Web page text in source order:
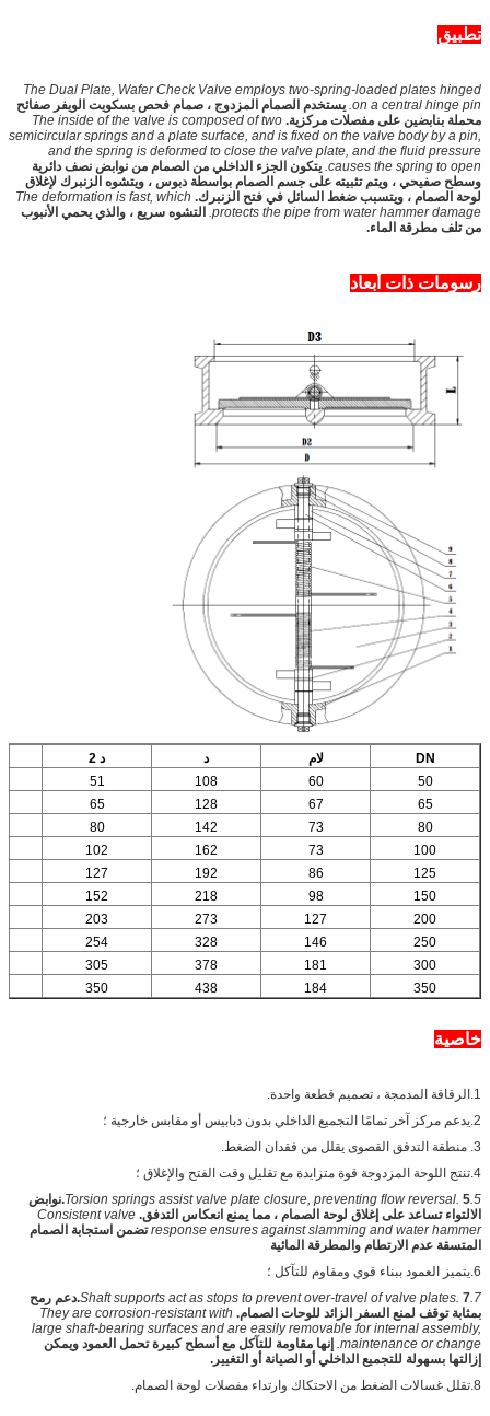
تطبيق
The Dual Plate, Wafer Check Valve employs two-spring-loaded plates hinged
on a central hinge pin. يستخدم الصمام المزدوج ، صمام فحص بسكويت الويفر صفائح
محملة بنابضين على مفصلات مركزية. The inside of the valve is composed of two
semicircular springs and a plate surface, and is fixed on the valve body by a pin,
and the spring is deformed to close the valve plate, and the fluid pressure
causes the spring to open. يتكون الجزء الداخلي من الصمام من نوابض نصف دائرية
وسطح صفيحي ، ويتم تثبيته على جسم الصمام بواسطة دبوس ، ويتشوه الزنبرك لإغلاق
لوحة الصمام ، ويتسبب ضغط السائل في فتح الزنبرك. The deformation is fast, which
protects the pipe from water hammer damage. التشوه سريع ، والذي يحمي الأنبوب
من تلف مطرقة الماء.
رسومات ذات أبعاد
DN لام د
د 2
50
60
108
51
65
67
128
65
80
73
142
80
100
73
162
102
125
86
192
127
150
98
218
152
200
127
273
203
250
146
328
254
300
181
378
305
350
184
438
350
خاصية
1.الرقاقة المدمجة ، تصميم قطعة واحدة.
2.يدعم مركز آخر تمامًا التجميع الداخلي بدون دبابيس أو مقابس خارجية ؛
3. منطقة التدفق القصوى يقلل من فقدان الضغط.
4.تنتج اللوحة المزدوجة قوة متزايدة مع تقليل وقت الفتح والإغلاق ؛
5.Torsion springs assist valve plate closure, preventing flow reversal.
5.نوابض
الالتواء تساعد على إغلاق لوحة الصمام ، مما يمنع انعكاس التدفق. Consistent valve
response ensures against slamming and water hammer تضمن استجابة الصمام
المتسقة عدم الارتطام والمطرقة المائية
6.يتميز العمود ببناء قوي ومقاوم للتآكل ؛
7.Shaft supports act as stops to prevent over-travel of valve plates.
7.دعم رمح
بمثابة توقف لمنع السفر الزائد للوحات الصمام. They are corrosion-resistant with
large shaft-bearing surfaces and are easily removable for internal assembly,
maintenance or change. إنها مقاومة للتآكل مع أسطح كبيرة تحمل العمود ويمكن
إزالتها بسهولة للتجميع الداخلي أو الصيانة أو التغيير.
8.تقلل غسالات الضغط من الاحتكاك وارتداء مفصلات لوحة الصمام.